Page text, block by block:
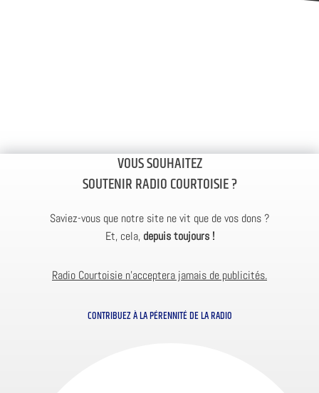
VOUS SOUHAITEZ
SOUTENIR RADIO COURTOISIE ?
Saviez-vous que notre site ne vit que de vos dons ?
Et, cela, depuis toujours !
Radio Courtoisie n’acceptera jamais de publicités.
CONTRIBUEZ À LA PÉRENNITÉ DE LA RADIO